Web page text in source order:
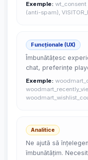
Exemple: wt_consent
(anti-spam),
Funcționale (UX)
Îmbunătățesc
chat, preferințe
Exemple:
Analitice
Ne ajută să
îmbunătățim.